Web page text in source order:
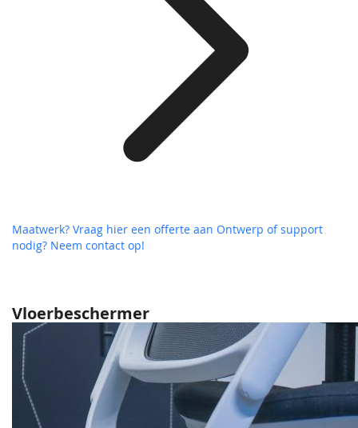
Vloerbeschermer
Maatwerk? Vraag hier een offerte aan Ontwerp of support
nodig? Neem contact op!